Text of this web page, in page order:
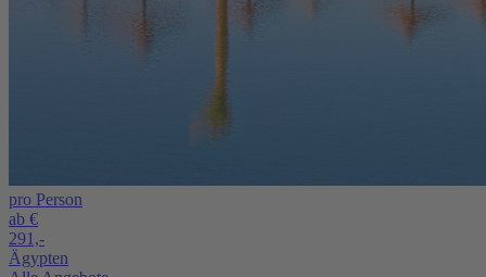
pro Person
ab €
291,-
Ägypten